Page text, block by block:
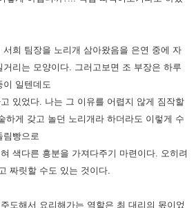
희 팀장을 노리개 삼아왔음을 은연 중에 자
리는 모양이다. 그러고보면 조 부장은 하루
이 일텐데도
있었다. 나는 그 이유를 어렵지 않게 짐작할
하게 갖고 놀던 노리개라 하더라도 이렇게 수
림빵으로
색다른 흥분을 가져다주기 마련이다. 오히려
짜릿할 수도 있는 것이다.
도해서 요리해가는 역할은 최 대리의 몫이었